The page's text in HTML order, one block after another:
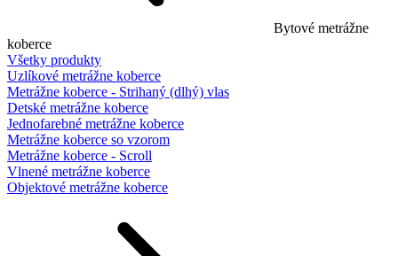
Bytové metrážne
koberce
Všetky produkty
Uzlíkové metrážne koberce
Metrážne koberce - Strihaný (dlhý) vlas
Detské metrážne koberce
Jednofarebné metrážne koberce
Metrážne koberce so vzorom
Metrážne koberce - Scroll
Vlnené metrážne koberce
Objektové metrážne koberce